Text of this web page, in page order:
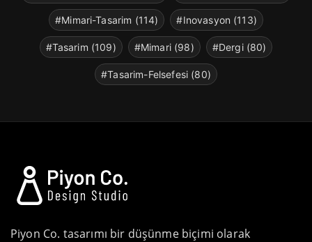
#Mimari-Tasarim (114) #Inovasyon (113)
#Tasarim (109) #Mimari (98) #Dergi (80)
#Tasarim-Felsefesi (80)
Piyon Co. tasarımı bir düşünme biçimi olarak